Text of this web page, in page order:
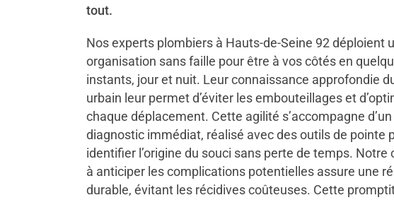
tout.
Nos experts plombiers à Hauts-de-Seine 92 déploient
organisation sans faille pour être à vos côtés en
instants, jour et nuit. Leur connaissance approfondie
urbain leur permet d’éviter les embouteillages et
chaque déplacement. Cette agilité s’accompagne d’un
diagnostic immédiat, réalisé avec des outils de pointe
identifier l’origine du souci sans perte de temps. Notre
à anticiper les complications potentielles assure une
durable, évitant les récidives coûteuses. Cette